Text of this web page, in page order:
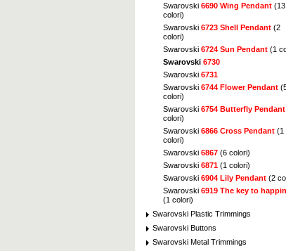
Swarovski 6690 Wing Pendant (13
colori)
Swarovski 6723 Shell Pendant (2
colori)
Swarovski 6724 Sun Pendant (1
Swarovski 6730
Swarovski 6731
Swarovski 6744 Flower Pendant
colori)
Swarovski 6754 Butterfly Pendant
colori)
Swarovski 6866 Cross Pendant (1
colori)
Swarovski 6867 (6 colori)
Swarovski 6871 (1 colori)
Swarovski 6904 Lily Pendant (2
Swarovski 6919 The key to
(1 colori)
Swarovski Plastic Trimmings
Swarovski Buttons
Swarovski Metal Trimmings